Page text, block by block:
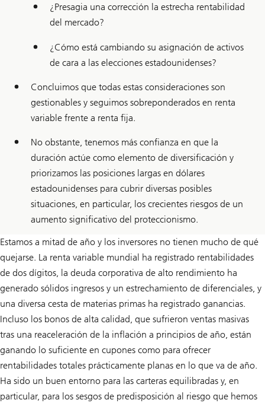
¿Presagia una corrección la estrecha rentabilidad
del mercado?
¿Cómo está cambiando su asignación de activos
de cara a las elecciones estadounidenses?
Concluimos que todas estas consideraciones son
gestionables y seguimos sobreponderados en renta
variable frente a renta fija.
No obstante, tenemos más confianza en que la
duración actúe como elemento de diversificación y
priorizamos las posiciones largas en dólares
estadounidenses para cubrir diversas posibles
situaciones, en particular, los crecientes riesgos de un
aumento significativo del proteccionismo.
Estamos a mitad de año y los inversores no tienen mucho de qué
quejarse. La renta variable mundial ha registrado rentabilidades
de dos dígitos, la deuda corporativa de alto rendimiento ha
generado sólidos ingresos y un estrechamiento de diferenciales, y
una diversa cesta de materias primas ha registrado ganancias.
Incluso los bonos de alta calidad, que sufrieron ventas masivas
tras una reaceleración de la inflación a principios de año, están
ganando lo suficiente en cupones como para ofrecer
rentabilidades totales prácticamente planas en lo que va de año.
Ha sido un buen entorno para las carteras equilibradas y, en
particular, para los sesgos de predisposición al riesgo que hemos